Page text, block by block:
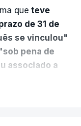
que teve
de 31 de
se vinculou"
pena de
associado a